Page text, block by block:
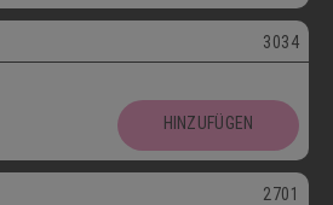
3034
HINZUFÜGEN
2701